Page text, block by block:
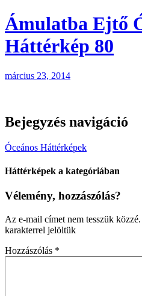
Ámulatba Ejtő
Háttérkép 80
március 23, 2014
Bejegyzés navigáció
Óceános Háttérképek
Háttérképek a kategóriában
Vélemény, hozzászólás?
Az e-mail címet nem tesszük közzé.
karakterrel jelöltük
Hozzászólás *